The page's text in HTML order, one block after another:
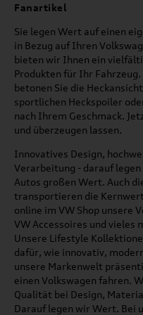
Fanartikel
Sie legen Wert auf einen
in Bezug auf Ihren
bieten wir Ihnen ein
Produkten für Ihr
betonen Sie die
sportlichen Heckspoiler
nach Ihrem Geschmack.
und überzeugen lassen.
Innovatives Design,
Verarbeitung - darauf
Autos großen Wert. Auch
transportieren die
online im VW Shop unsere
VW Accessoires und vieles
Unsere Lifestyle
dafür, wie innovativ,
unsere Markenwelt
einen Volkswagen fahren.
Qualität bei Design,
Darauf legen wir Wert. Bei